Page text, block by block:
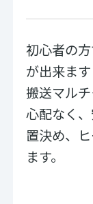
初心者の
が出来ます
搬送マル
心配なく
置決め、
ます。